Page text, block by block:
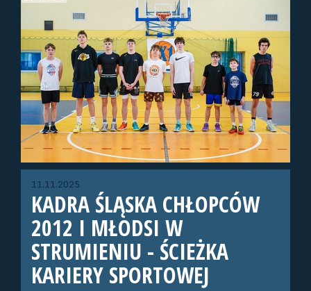
11.11.2025
KADRA ŚLĄSKA CHŁOPCÓW
2012 I MŁODSI W
STRUMIENIU - ŚCIEŻKA
KARIERY SPORTOWEJ